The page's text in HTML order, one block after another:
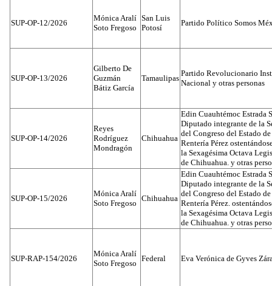
SUP-OP-12/2026
Mónica Aralí
Soto Fregoso
San Luis
Potosí
Partido Político Somos
SUP-OP-13/2026
Gilberto De
Guzmán
Bátiz García
Tamaulipas
Partido Revolucionario
Nacional y otras personas
SUP-OP-14/2026
Reyes
Rodríguez
Mondragón
Chihuahua
Edin Cuauhtémoc Estrada
Diputado integrante de la
del Congreso del Estado
Rentería Pérez
la Sexagésima Octava
de Chihuahua. y otras
SUP-OP-15/2026
Mónica Aralí
Soto Fregoso
Chihuahua
Edin Cuauhtémoc Estrada
Diputado integrante de la
del Congreso del Estado
Rentería Pérez.
la Sexagésima Octava
de Chihuahua. y otras
SUP-RAP-154/2026
Mónica Aralí
Soto Fregoso
Federal Eva Verónica de Gyves